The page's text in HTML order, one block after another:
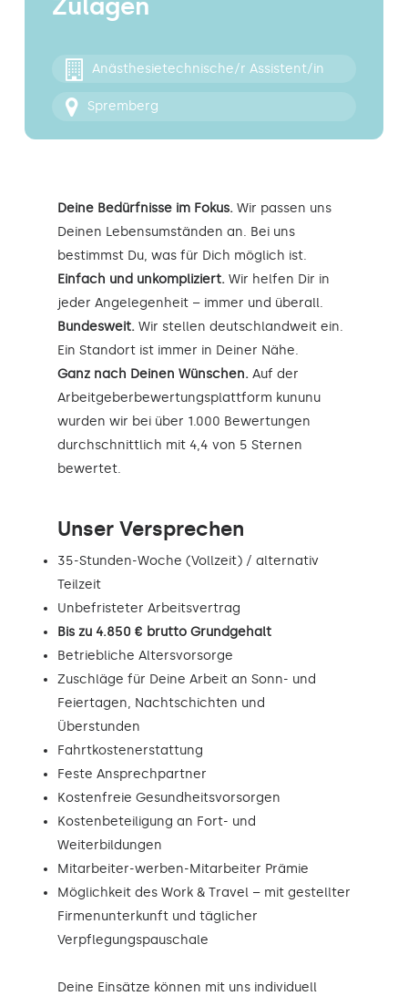
Kontakt
Zulagen
Anästhesietechnische/r Assistent/in
Spremberg
Deine Bedürfnisse im Fokus. Wir passen uns
Deinen Lebensumständen an. Bei uns
bestimmst Du, was für Dich möglich ist.
Einfach und unkompliziert. Wir helfen Dir in
jeder Angelegenheit – immer und überall.
Bundesweit. Wir stellen deutschlandweit ein.
Ein Standort ist immer in Deiner Nähe.
Ganz nach Deinen Wünschen. Auf der
Arbeitgeberbewertungsplattform kununu
wurden wir bei über 1.000 Bewertungen
durchschnittlich mit 4,4 von 5 Sternen
bewertet.
Unser Versprechen
35-Stunden-Woche (Vollzeit) / alternativ
Teilzeit
Unbefristeter Arbeitsvertrag
Bis zu 4.850 € brutto Grundgehalt
Betriebliche Altersvorsorge
Zuschläge für Deine Arbeit an Sonn- und
Feiertagen, Nachtschichten und
Überstunden
Fahrtkostenerstattung
Feste Ansprechpartner
Kostenfreie Gesundheitsvorsorgen
Kostenbeteiligung an Fort- und
Weiterbildungen
Mitarbeiter-werben-Mitarbeiter Prämie
Möglichkeit des Work & Travel – mit gestellter
Firmenunterkunft und täglicher
Verpflegungspauschale
Deine Einsätze können mit uns individuell